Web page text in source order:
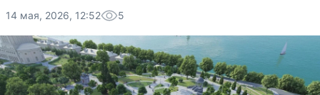
14 мая, 2026, 12:52 5